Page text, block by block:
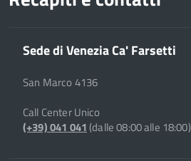
Sede di Venezia Ca' Farsetti
San Marco 4136
Call Center Unico
(+39) 041 041(dalle 08:00 alle 18:00)